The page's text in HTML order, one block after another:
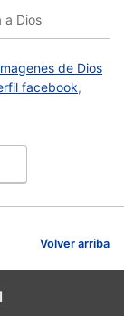
a Dios
de Dios
facebook,
Volver arriba